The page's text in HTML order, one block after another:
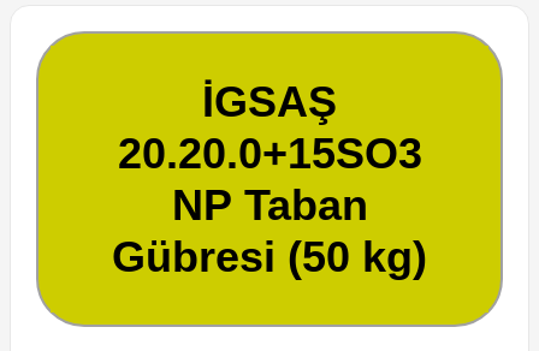
İGSAŞ
20.20.0+15SO3
NP Taban
Gübresi (50 kg)